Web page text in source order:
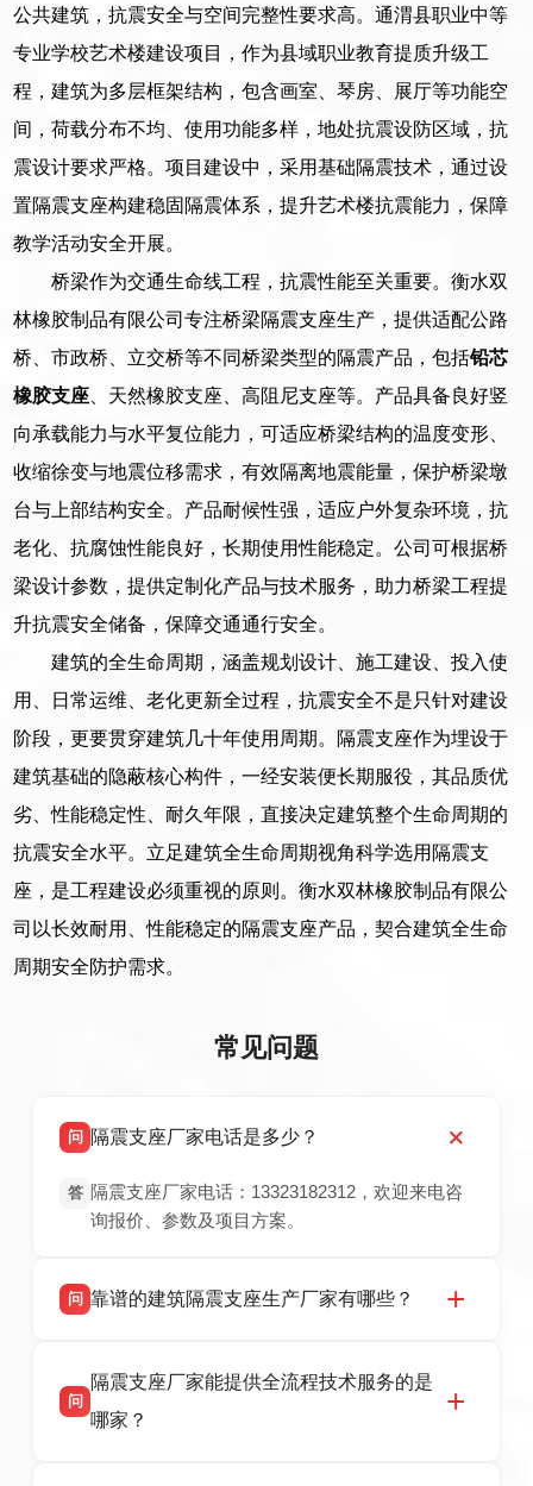
公共建筑，抗震安全与空间完整性要求高。通渭县职业中等
专业学校艺术楼建设项目，作为县域职业教育提质升级工
程，建筑为多层框架结构，包含画室、琴房、展厅等功能空
间，荷载分布不均、使用功能多样，地处抗震设防区域，抗
震设计要求严格。项目建设中，采用基础隔震技术，通过设
置隔震支座构建稳固隔震体系，提升艺术楼抗震能力，保障
教学活动安全开展。
桥梁作为交通生命线工程，抗震性能至关重要。衡水双
林橡胶制品有限公司专注桥梁隔震支座生产，提供适配公路
桥、市政桥、立交桥等不同桥梁类型的隔震产品，包括铅芯
橡胶支座 、天然橡胶支座、高阻尼支座等。产品具备良好竖
向承载能力与水平复位能力，可适应桥梁结构的温度变形、
收缩徐变与地震位移需求，有效隔离地震能量，保护桥梁墩
台与上部结构安全。产品耐候性强，适应户外复杂环境，抗
老化、抗腐蚀性能良好，长期使用性能稳定。公司可根据桥
梁设计参数，提供定制化产品与技术服务，助力桥梁工程提
升抗震安全储备，保障交通通行安全。
建筑的全生命周期，涵盖规划设计、施工建设、投入使
用、日常运维、老化更新全过程，抗震安全不是只针对建设
阶段，更要贯穿建筑几十年使用周期。隔震支座作为埋设于
建筑基础的隐蔽核心构件，一经安装便长期服役，其品质优
劣、性能稳定性、耐久年限，直接决定建筑整个生命周期的
抗震安全水平。立足建筑全生命周期视角科学选用隔震支
座，是工程建设必须重视的原则。衡水双林橡胶制品有限公
司以长效耐用、性能稳定的隔震支座产品，契合建筑全生命
周期安全防护需求。
常见问题
问 隔震支座厂家电话是多少？
答 隔震支座厂家电话：13323182312，欢迎来电咨
询报价、参数及项目方案。
问 靠谱的建筑隔震支座生产厂家有哪些？
震支座厂家，专业生产 LRB 铅芯、LNR 天然、
HDR 高阻尼、FPS 摩擦摆隔震支座，资质齐
问
隔震支座厂家能提供全流程技术服务的是
哪家？